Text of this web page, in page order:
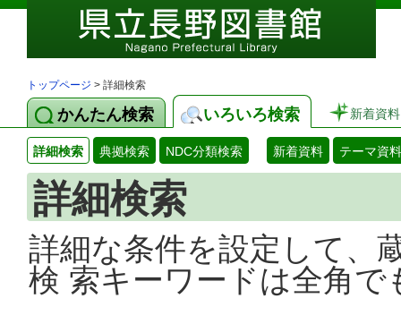
トップページ > 詳細検索
かんたん検索 いろいろ検索 新着資料
詳細検索 典拠検索 NDC分類検索 新着資料 テーマ資料
詳細検索
詳細な条件を設定して、
検 索キーワードは全角